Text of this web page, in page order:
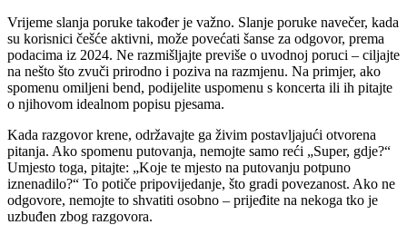
Vrijeme slanja poruke također je važno. Slanje poruke navečer, kada
su korisnici češće aktivni, može povećati šanse za odgovor, prema
podacima iz 2024. Ne razmišljajte previše o uvodnoj poruci – ciljajte
na nešto što zvuči prirodno i poziva na razmjenu. Na primjer, ako
spomenu omiljeni bend, podijelite uspomenu s koncerta ili ih pitajte
o njihovom idealnom popisu pjesama.
Kada razgovor krene, održavajte ga živim postavljajući otvorena
pitanja. Ako spomenu putovanja, nemojte samo reći „Super, gdje?“
Umjesto toga, pitajte: „Koje te mjesto na putovanju potpuno
iznenadilo?“ To potiče pripovijedanje, što gradi povezanost. Ako ne
odgovore, nemojte to shvatiti osobno – prijeđite na nekoga tko je
uzbuđen zbog razgovora.